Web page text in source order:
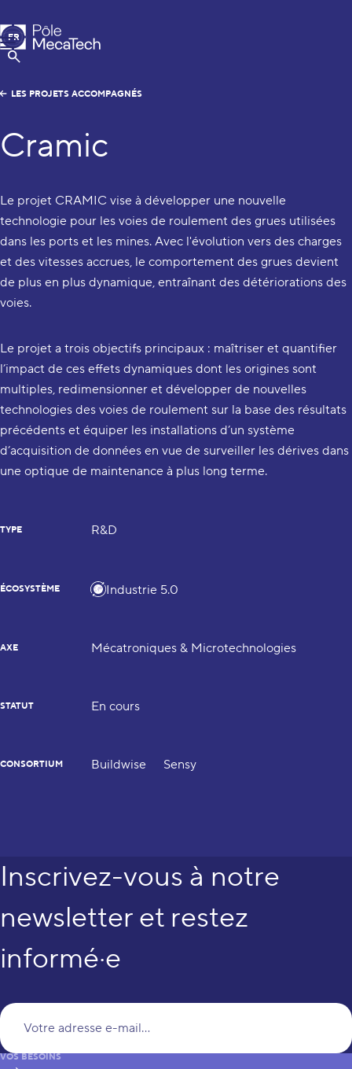
Pôle MecaTech
Menu
Afficher la Recherche
FR
EN
LES PROJETS ACCOMPAGNÉS
Cramic
Le projet CRAMIC vise à développer une nouvelle
technologie pour les voies de roulement des grues utilisées
dans les ports et les mines. Avec l'évolution vers des charges
et des vitesses accrues, le comportement des grues devient
de plus en plus dynamique, entraînant des détériorations des
voies.
Le projet a trois objectifs principaux : maîtriser et quantifier
l’impact de ces effets dynamiques dont les origines sont
multiples, redimensionner et développer de nouvelles
technologies des voies de roulement sur la base des résultats
précédents et équiper les installations d’un système
d’acquisition de données en vue de surveiller les dérives dans
une optique de maintenance à plus long terme.
TYPE R&D
ÉCOSYSTÈME Industrie 5.0
AXE Mécatroniques & Microtechnologies
STATUT En cours
CONSORTIUM Buildwise Sensy
Inscrivez-vous à notre
newsletter et restez
informé·e
VOS BESOINS